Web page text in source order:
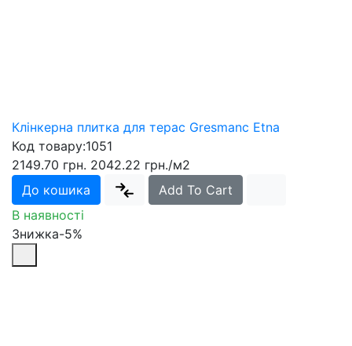
Клінкерна плитка для терас Gresmanc Etna
Код товару:1051
2149.70 грн. 2042.22 грн./м2
До кошика
Add To Cart
В наявності
Знижка-5%